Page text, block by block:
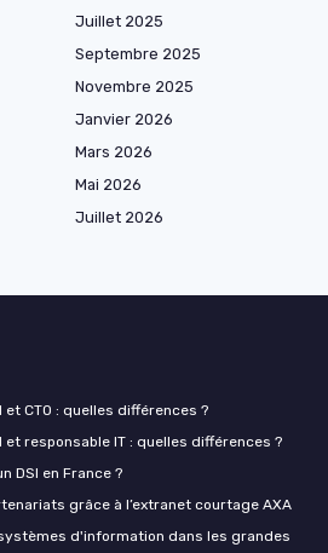
Juillet 2025
Septembre 2025
Novembre 2025
Janvier 2026
Mars 2026
Mai 2026
Juillet 2026
CTO : quelles différences ?
et responsable IT : quelles différences ?
DSI en France ?
grâce à l’extranet courtage AXA
d'information dans les grandes